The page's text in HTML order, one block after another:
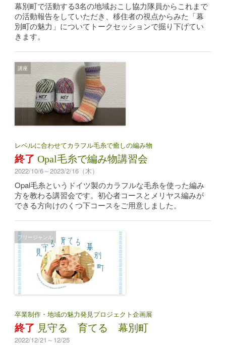
幕別町で活動する3名の地域おこし協力隊員からこれまで
の活動報告をしていただき、移住者の視点からみた「幕
別町の魅力」についてトークセッションで掘り下げてい
きます。
講座
レベルに合わせてカラフル毛糸で癒しの編み物
終了Opal毛糸で編み物講習会
2022/10/6～2023/2/16（木）
Opal毛糸というドイツ製のカラフルな毛糸を使った編み
方を教わる講習会です。初心者コースとメリヤス編みが
できる方向けのくつ下コースをご用意しました。
フリージャンル
卒業制作・地域の魅力発見プロジェクト企画展
終了 見守る 育てる 幕別町
2022/12/21～12/25